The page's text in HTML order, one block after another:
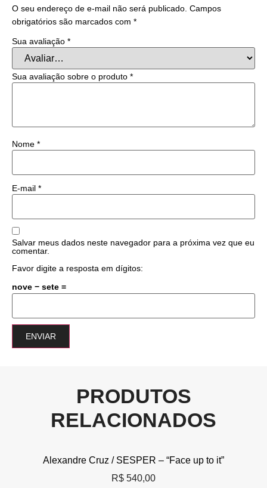
O seu endereço de e-mail não será publicado. Campos
obrigatórios são marcados com *
Sua avaliação *
Sua avaliação sobre o produto *
Nome *
E-mail *
Salvar meus dados neste navegador para a próxima vez que eu
comentar.
Favor digite a resposta em dígitos:
nove − sete =
PRODUTOS
RELACIONADOS
Alexandre Cruz / SESPER – “Face up to it”
R$ 540,00